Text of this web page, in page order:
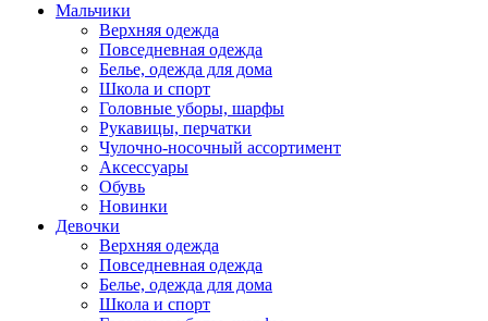
Мальчики
Верхняя одежда
Повседневная одежда
Белье, одежда для дома
Школа и спорт
Головные уборы, шарфы
Рукавицы, перчатки
Чулочно-носочный ассортимент
Аксессуары
Обувь
Новинки
Девочки
Верхняя одежда
Повседневная одежда
Белье, одежда для дома
Школа и спорт